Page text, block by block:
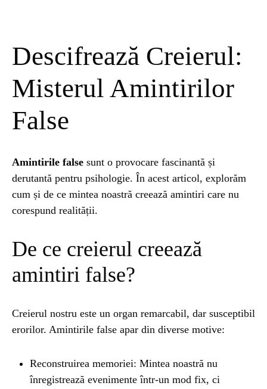
Descifrează Creierul:
Misterul Amintirilor
False
Amintirile false sunt o provocare fascinantă și
derutantă pentru psihologie. În acest articol, explorăm
cum și de ce mintea noastră creează amintiri care nu
corespund realității.
De ce creierul creează
amintiri false?
Creierul nostru este un organ remarcabil, dar susceptibil
erorilor. Amintirile false apar din diverse motive:
Reconstruirea memoriei: Mintea noastră nu
înregistrează evenimente într-un mod fix, ci
OAMENI
INSTALEAZ
APLICATIA
UNCATEGORIZED 1 year ago
Barajul Trei Defileuri a Încetinit Rotația
Pământului: Mit sau Realitate?
BLOG 2 years ago
Seriale turcesti:Top 5 cele mai bune seriale
BLOG 2 years ago